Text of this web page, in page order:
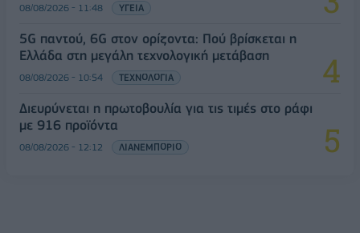
08/08/2026 - 11:48 ΥΓΕΙΑ
5G παντού, 6G στον ορίζοντα: Πού βρίσκεται η
Ελλάδα στη μεγάλη τεχνολογική μετάβαση
08/08/2026 - 10:54 ΤΕΧΝΟΛΟΓΙΑ
Διευρύνεται η πρωτοβουλία για τις τιμές στο ράφι
με 916 προϊόντα
08/08/2026 - 12:12 ΛΙΑΝΕΜΠΟΡΙΟ